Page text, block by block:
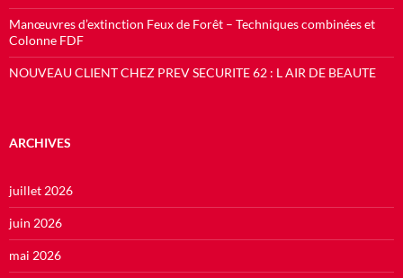
Manœuvres d’extinction Feux de Forêt – Techniques combinées et
Colonne FDF
NOUVEAU CLIENT CHEZ PREV SECURITE 62 : L AIR DE BEAUTE
ARCHIVES
juillet 2026
juin 2026
mai 2026